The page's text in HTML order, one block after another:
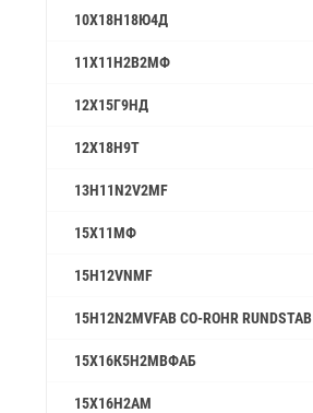
10Х18Н18Ю4Д
11Х11Н2В2МФ
12Х15Г9НД
12Х18Н9Т
13H11N2V2MF
15Х11МФ
15H12VNMF
15H12N2MVFAB CO-ROHR RUNDSTAB
15Х16К5Н2МВФАБ
15Х16Н2АМ